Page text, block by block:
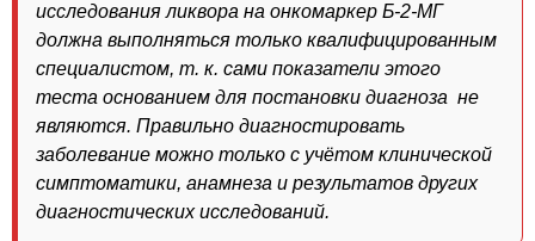
исследования ликвора на онкомаркер Б-2-МГ
должна выполняться только квалифицированным
специалистом, т. к. сами показатели этого
теста основанием для постановки диагноза не
являются. Правильно диагностировать
заболевание можно только с учётом клинической
симптоматики, анамнеза и результатов других
диагностических исследований.